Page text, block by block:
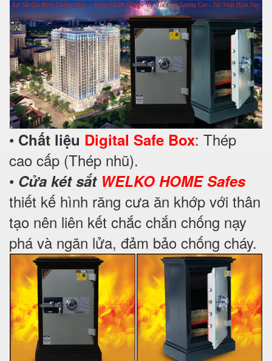
• Chất liệu Digital Safe Box: Thép
cao cấp (Thép nhũ).
• Cửa két sắt WELKO HOME Safes
thiết kế hình răng cưa ăn khớp với thân
tạo nên liên kết chắc chắn chống nạy
phá và ngăn lửa, đảm bảo chống cháy.